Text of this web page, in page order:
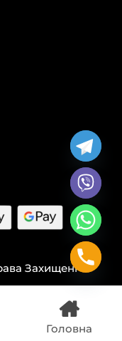
Захищені
Головна